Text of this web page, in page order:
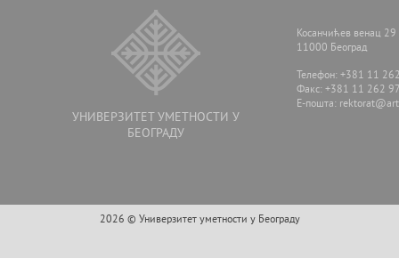
УНИВЕРЗИТЕТ УМЕТНОСТИ У
БЕОГРАДУ
Косанчићев венац 29
11000 Београд
Телефон: +381 11
Факс: +381 11 262
E-пошта:
2026 © Универзитет уметности у Београду